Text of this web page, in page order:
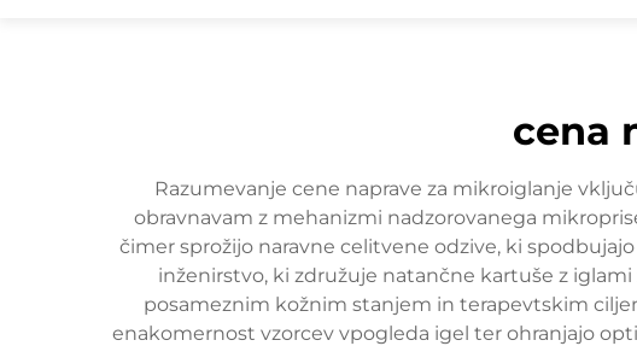
cena
Razumevanje cene naprave za mikroiglanje
obravnavam z mehanizmi nadzorovanega
čimer sprožijo naravne celitvene odzive, ki
inženirstvo, ki združuje natančne kartuše z
posameznim kožnim stanjem in terapevtskim
enakomernost vzorcev vpogleda igel ter ohranjajo